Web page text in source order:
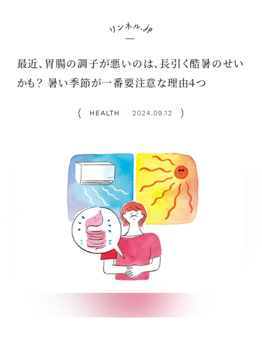
最近、胃腸の調子が悪いのは、長引く酷暑のせい
かも？ 暑い季節が一番要注意な理由４つ
HEALTH ： 2024.09.12